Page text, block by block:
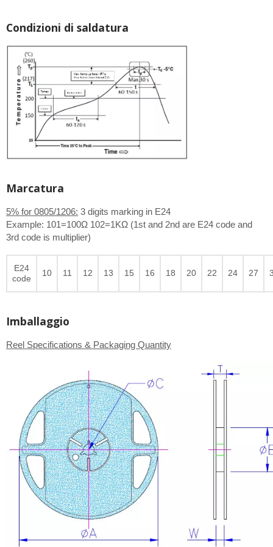
Condizioni di saldatura
Marcatura
5% for 0805/1206: 3 digits marking in E24
Example: 101=100Ω 102=1KΩ (1st and 2nd are E24 code and
3rd code is multiplier)
E24
code
10 11 12 13 15 16 18 20 22 24 27
Imballaggio
Reel Specifications & Packaging Quantity